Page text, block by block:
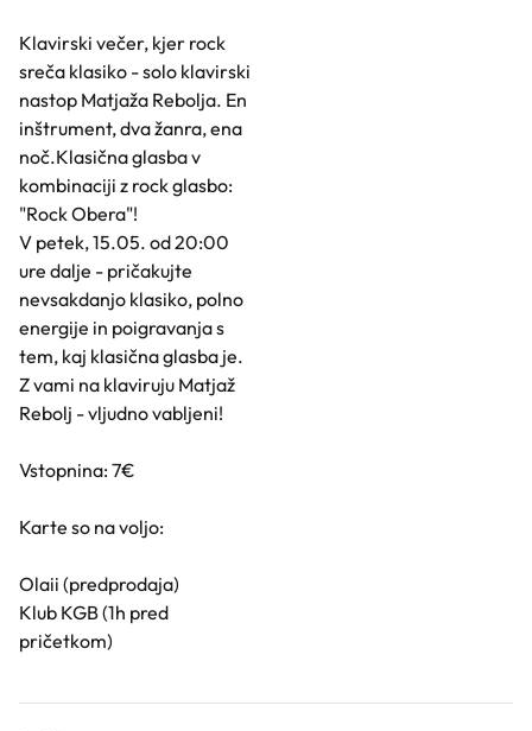
Klavirski večer, kjer rock
sreča klasiko - solo klavirski
nastop Matjaža Rebolja. En
inštrument, dva žanra, ena
noč.Klasična glasba v
kombinaciji z rock glasbo:
"Rock Obera"!
V petek, 15.05. od 20:00
ure dalje - pričakujte
nevsakdanjo klasiko, polno
energije in poigravanja s
tem, kaj klasična glasba je.
Z vami na klaviruju Matjaž
Rebolj - vljudno vabljeni!
Vstopnina: 7€
Karte so na voljo:
Olaii (predprodaja)
Klub KGB (1h pred
pričetkom)